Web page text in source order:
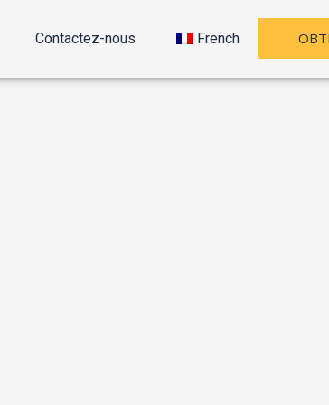
Contactez-nous French